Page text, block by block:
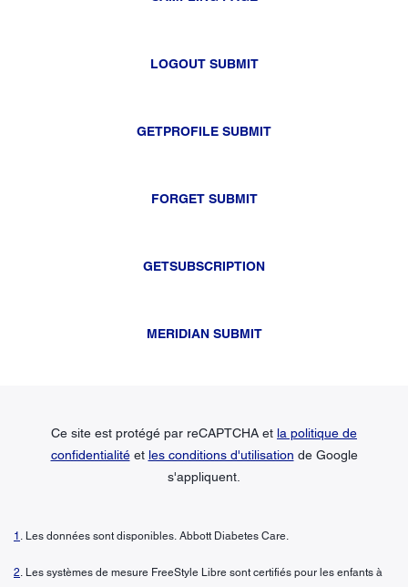
LOGOUT SUBMIT
GETPROFILE SUBMIT
FORGET SUBMIT
GETSUBSCRIPTION
MERIDIAN SUBMIT
Ce site est protégé par reCAPTCHA et la politique de
confidentialitéet les conditions d'utilisation de Google
s'appliquent.
1 . Les données sont disponibles. Abbott Diabetes Care.
2. Les systèmes de mesure FreeStyle Libre sont certifiés pour les enfants à